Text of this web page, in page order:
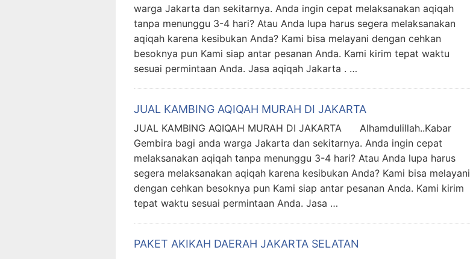
warga Jakarta dan sekitarnya. Anda ingin cepat melaksanakan aqiqah
tanpa menunggu 3-4 hari? Atau Anda lupa harus segera melaksanakan
aqiqah karena kesibukan Anda? Kami bisa melayani dengan cehkan
besoknya pun Kami siap antar pesanan Anda. Kami kirim tepat waktu
sesuai permintaan Anda. Jasa aqiqah Jakarta . …
JUAL KAMBING AQIQAH MURAH DI JAKARTA
JUAL KAMBING AQIQAH MURAH DI JAKARTA Alhamdulillah..Kabar
Gembira bagi anda warga Jakarta dan sekitarnya. Anda ingin cepat
melaksanakan aqiqah tanpa menunggu 3-4 hari? Atau Anda lupa harus
segera melaksanakan aqiqah karena kesibukan Anda? Kami bisa melayani
dengan cehkan besoknya pun Kami siap antar pesanan Anda. Kami kirim
tepat waktu sesuai permintaan Anda. Jasa …
PAKET AKIKAH DAERAH JAKARTA SELATAN